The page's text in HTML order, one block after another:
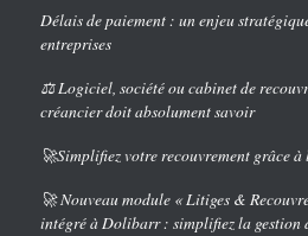
Délais de paiement : un enjeu
entreprises
⚖️ Logiciel, société ou cabinet de
créancier doit absolument savoir
🚀Simplifiez votre recouvrement grâce
🚀 Nouveau module « Litiges &
intégré à Dolibarr : simplifiez la gestion